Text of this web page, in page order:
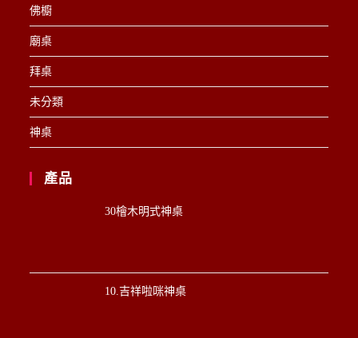
佛櫥
廟桌
拜桌
未分類
神桌
產品
30檜木明式神桌
10.吉祥啦咪神桌